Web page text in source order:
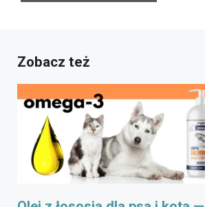
Zobacz też